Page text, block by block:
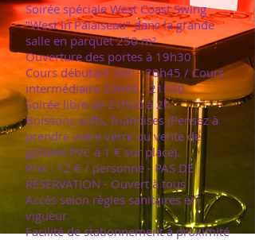
Soirée spéciale West Coast Swing
"West In Palaiseau" dans la grande
salle en parquet 250 m²
Ouverture des portes à 19h30
Cours débutant 20h - 20h45 / Cours
intermédiaire 20h45 - 21h30
Soirée libre de 21h30 à 2h
Boissons softs, friandises (Pensez à
prendre votre verre ou vente de
gobelet PVC à 1 € sur place).
Prix : 12 € / personne - PAS DE
RÉSERVATION - Ouvert à tous
Accès selon règles sanitaires en
vigueur.
Facilité de stationnement à proximité